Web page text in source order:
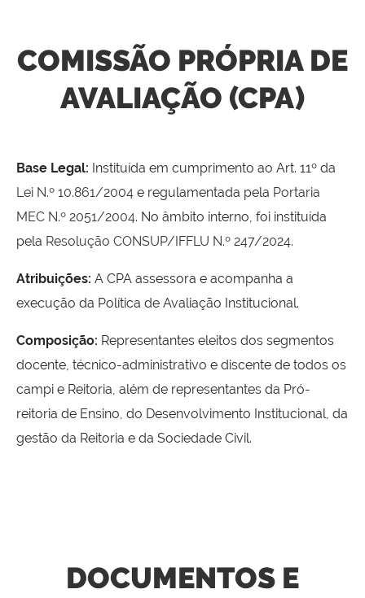
COMISSÃO PRÓPRIA DE
AVALIAÇÃO (CPA)
Base Legal: Instituída em cumprimento ao Art. 11º da
Lei N.º 10.861/2004 e regulamentada pela Portaria
MEC N.º 2051/2004. No âmbito interno, foi instituída
pela Resolução CONSUP/IFFLU N.º 247/2024.
Atribuições: A CPA assessora e acompanha a
execução da Política de Avaliação Institucional.
Composição: Representantes eleitos dos segmentos
docente, técnico-administrativo e discente de todos os
campi e Reitoria, além de representantes da Pró-
reitoria de Ensino, do Desenvolvimento Institucional, da
gestão da Reitoria e da Sociedade Civil.
DOCUMENTOS E